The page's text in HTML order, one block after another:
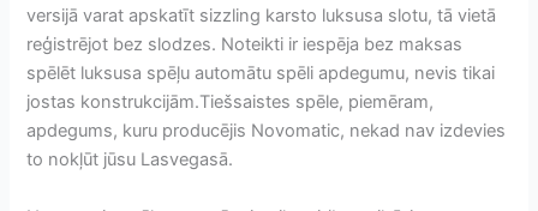
versijā varat apskatīt sizzling karsto luksusa slotu, tā vietā
reģistrējot bez slodzes. Noteikti ir iespēja bez maksas
spēlēt luksusa spēļu automātu spēli apdegumu, nevis tikai
jostas konstrukcijām.Tiešsaistes spēle, piemēram,
apdegums, kuru producējis Novomatic, nekad nav izdevies
to nokļūt jūsu Lasvegasā.